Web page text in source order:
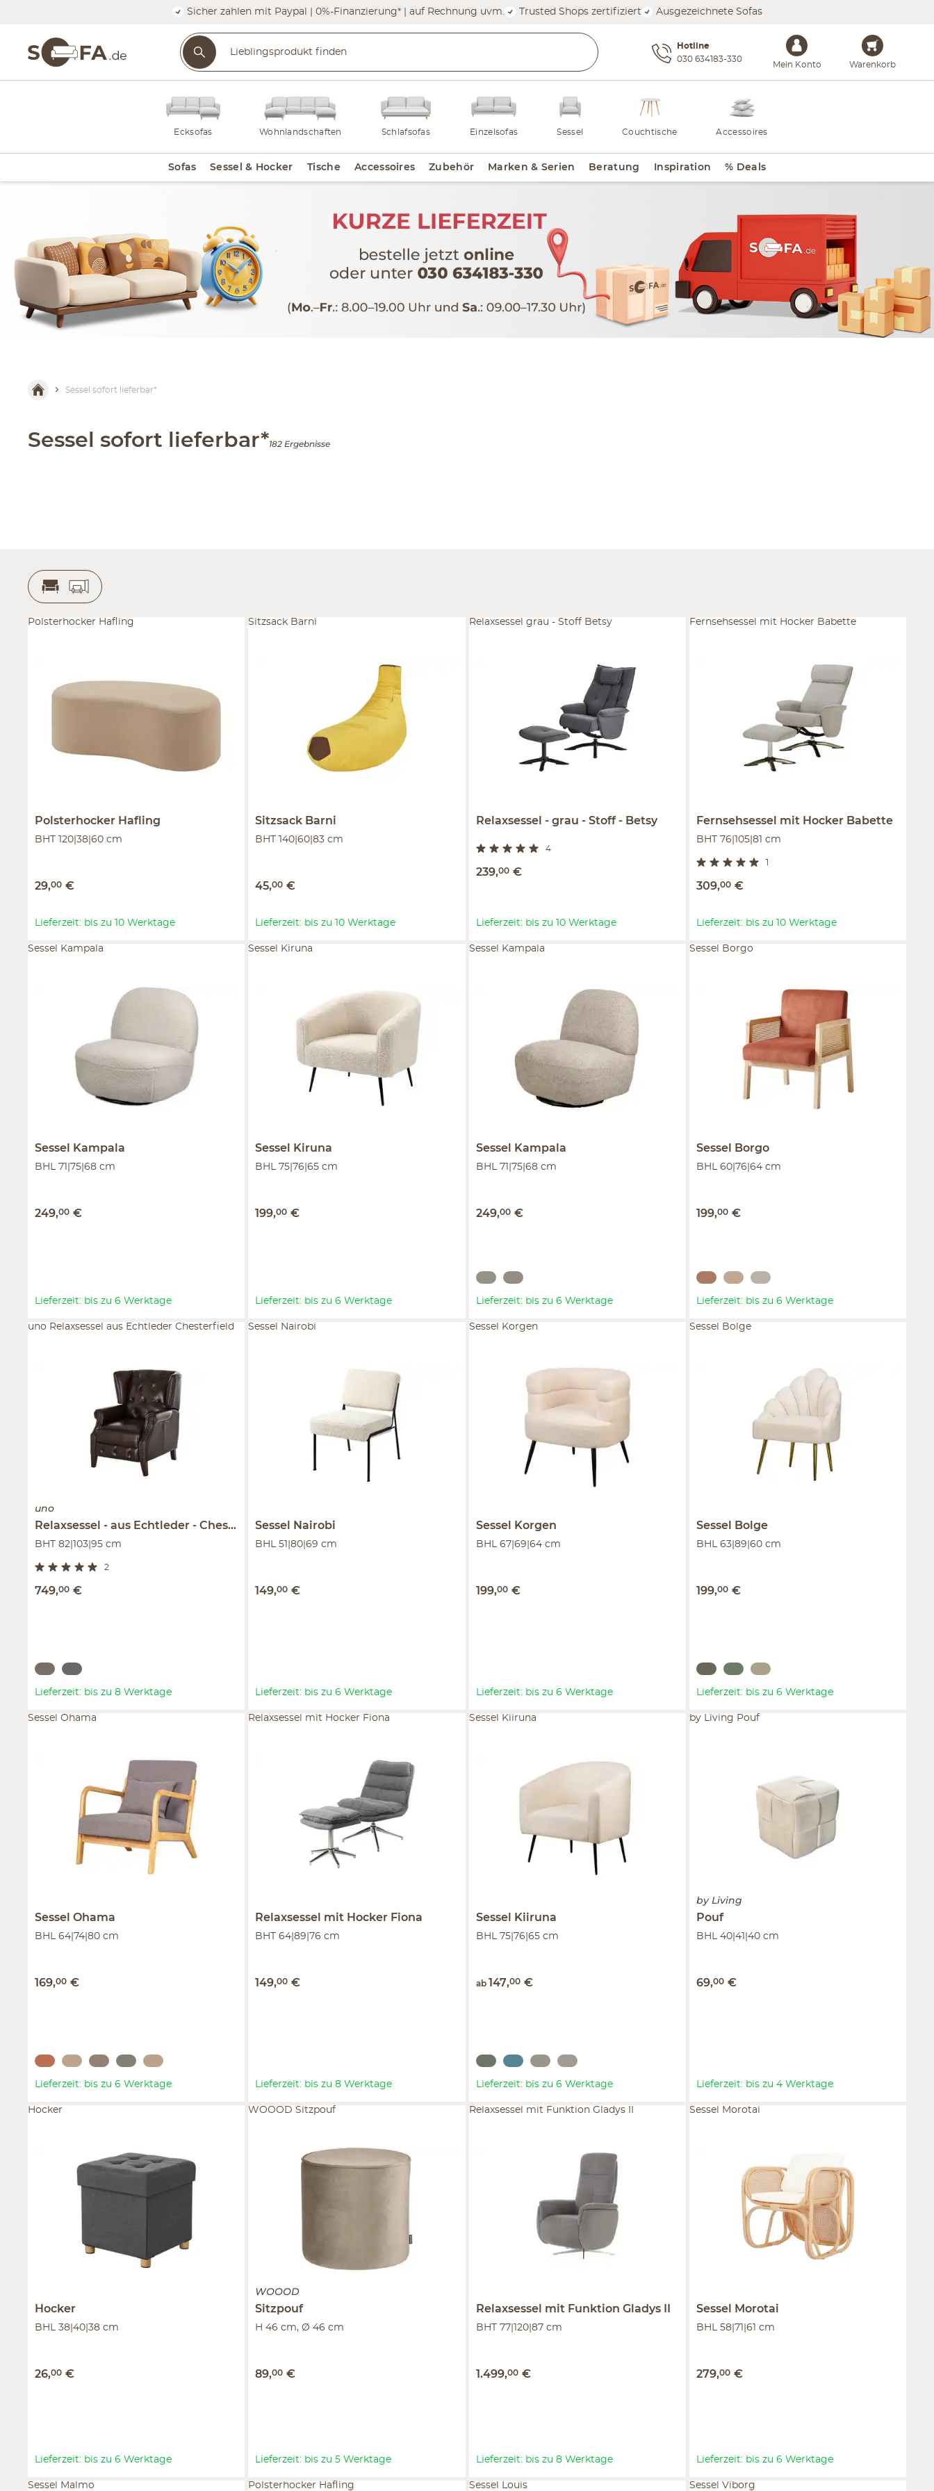
Sicher zahlen mit Paypal | 0%-Finanzierung* | auf Rechnung uvm. Trusted Shops zertifiziert Ausgezeichnete Sofas
Hotline
030 634183-330
Mein Konto Warenkorb
Ecksofas Wohnlandschaften Schlafsofas Einzelsofas Sessel Couchtische Accessoires
Sofas Sessel & Hocker Tische Accessoires Zubehör Marken & Serien Beratung Inspiration % Deals
Sessel sofort lieferbar*
Sessel sofort lieferbar*182 Ergebnisse
Polsterhocker Hafling
BHT 120|38|60 cm
29,00 €
Polsterhocker Hafling
Lieferzeit: bis zu 10 Werktage
Sitzsack Barni
BHT 140|60|83 cm
45,00 €
Sitzsack Barni
Lieferzeit: bis zu 10 Werktage
Relaxsessel grau - Stoff Betsy
4
239,00 €
Relaxsessel grau - Stoff Betsy
Lieferzeit: bis zu 10 Werktage
Fernsehsessel mit Hocker Babette
BHT 76|105|81 cm
1
309,00 €
Fernsehsessel mit Hocker Babette
Lieferzeit: bis zu 10 Werktage
Sessel Kampala
BHL 71|75|68 cm
249,00 €
Sessel Kampala
Lieferzeit: bis zu 6 Werktage
Sessel Kiruna
BHL 75|76|65 cm
199,00 €
Sessel Kiruna
Lieferzeit: bis zu 6 Werktage
Sessel Kampala
BHL 71|75|68 cm
249,00 €
Sessel Kampala
Lieferzeit: bis zu 6 Werktage
Sessel Borgo
BHL 60|76|64 cm
199,00 €
Sessel Borgo
Lieferzeit: bis zu 6 Werktage
uno
Relaxsessel aus Echtleder Chesterfield
BHT 82|103|95 cm
2
749,00 €
uno Relaxsessel aus Echtleder Chesterfield
Lieferzeit: bis zu 8 Werktage
Sessel Nairobi
BHL 51|80|69 cm
149,00 €
Sessel Nairobi
Lieferzeit: bis zu 6 Werktage
Sessel Korgen
BHL 67|69|64 cm
199,00 €
Sessel Korgen
Lieferzeit: bis zu 6 Werktage
Sessel Bolge
BHL 63|89|60 cm
199,00 €
Sessel Bolge
Lieferzeit: bis zu 6 Werktage
SesselOhama
BHL 64|74|80 cm
169,00 €
Sessel Ohama
Lieferzeit: bis zu 6 Werktage
Relaxsessel mit Hocker Fiona
BHT 64|89|76 cm
149,00 €
Relaxsessel mit Hocker Fiona
Lieferzeit: bis zu 8 Werktage
Sessel Kiiruna
BHL 75|76|65 cm
ab 147,00 €
Sessel Kiiruna
Lieferzeit: bis zu 6 Werktage
by Living
Pouf
BHL 40|41|40 cm
69,00 €
by Living Pouf
Lieferzeit: bis zu 4 Werktage
Hocker
BHL 38|40|38 cm
26,00 €
Hocker
Lieferzeit: bis zu 6 Werktage
WOOOD
Sitzpouf
H 46 cm, Ø 46 cm
89,00 €
WOOOD Sitzpouf
Lieferzeit: bis zu 5 Werktage
Relaxsessel mit Funktion Gladys II
BHT 77|120|87 cm
1.499,00 €
Relaxsessel mit Funktion Gladys II
Lieferzeit: bis zu 8 Werktage
Sessel Morotai
BHL 58|71|61 cm
279,00 €
Sessel Morotai
Lieferzeit: bis zu 6 Werktage
Sessel Malmo Polsterhocker Hafling Sessel Louis Sessel Viborg